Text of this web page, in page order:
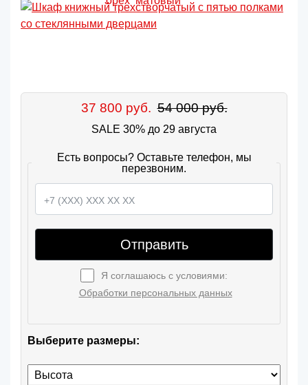
37 800 руб. 54 000 руб.
SALE 30% до 29 августа
Есть вопросы? Оставьте телефон, мы
перезвоним.
Отправить
Я соглашаюсь с условиями:
Обработки персональных данных
Выберите размеры: